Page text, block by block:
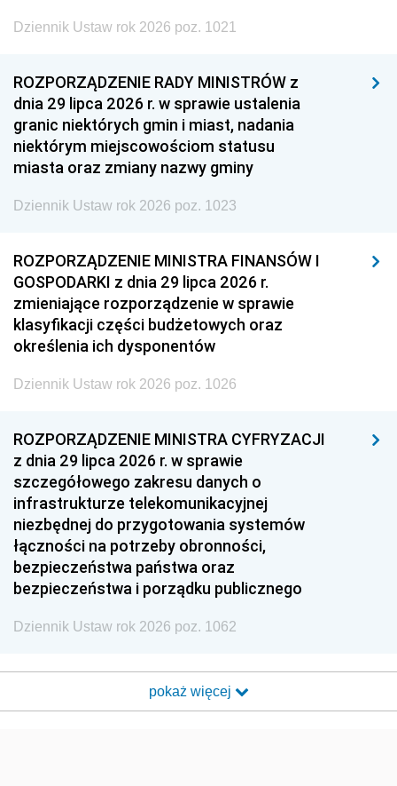
Dziennik Ustaw rok 2026 poz. 1021
ROZPORZĄDZENIE RADY MINISTRÓW z
dnia 29 lipca 2026 r. w sprawie ustalenia
granic niektórych gmin i miast, nadania
niektórym miejscowościom statusu
miasta oraz zmiany nazwy gminy
Dziennik Ustaw rok 2026 poz. 1023
ROZPORZĄDZENIE MINISTRA FINANSÓW I
GOSPODARKI z dnia 29 lipca 2026 r.
zmieniające rozporządzenie w sprawie
klasyfikacji części budżetowych oraz
określenia ich dysponentów
Dziennik Ustaw rok 2026 poz. 1026
ROZPORZĄDZENIE MINISTRA CYFRYZACJI
z dnia 29 lipca 2026 r. w sprawie
szczegółowego zakresu danych o
infrastrukturze telekomunikacyjnej
niezbędnej do przygotowania systemów
łączności na potrzeby obronności,
bezpieczeństwa państwa oraz
bezpieczeństwa i porządku publicznego
Dziennik Ustaw rok 2026 poz. 1062
pokaż więcej